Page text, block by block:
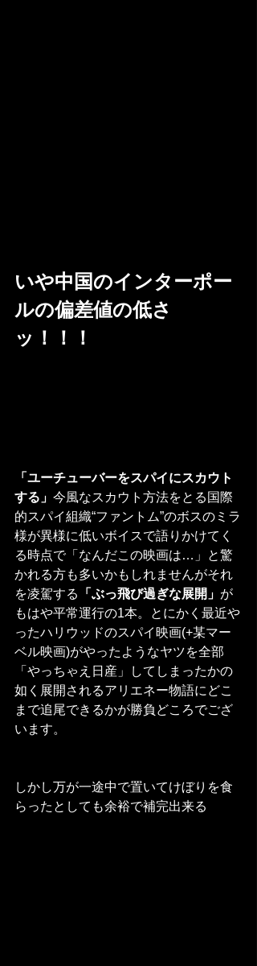
いや中国のインターポー
ルの偏差値の低さ
ッ！！！
「ユーチューバーをスパイにスカウト
する」 今風なスカウト方法をとる国際
的スパイ組織“ファントム”のボスのミラ
様が異様に低いボイスで語りかけてく
る時点で「なんだこの映画は…」と驚
かれる方も多いかもしれませんがそれ
を凌駕する
「ぶっ飛び過ぎな展開」 が
もはや平常運行の1本。とにかく最近や
ったハリウッドのスパイ映画(+某マー
ベル映画)がやったようなヤツを全部
「やっちゃえ日産」してしまったかの
如く展開されるアリエネー物語にどこ
まで追尾できるかが勝負どころでござ
います。
しかし万が一途中で置いてけぼりを食
らったとしても余裕で補完出来る